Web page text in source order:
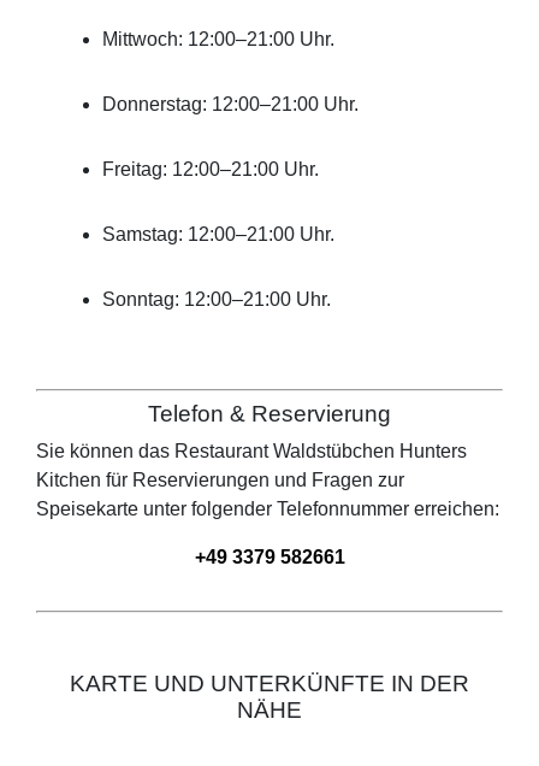
Mittwoch: 12:00–21:00 Uhr.
Donnerstag: 12:00–21:00 Uhr.
Freitag: 12:00–21:00 Uhr.
Samstag: 12:00–21:00 Uhr.
Sonntag: 12:00–21:00 Uhr.
Telefon & Reservierung
Sie können das RestaurantWaldstübchen Hunters
Kitchen für Reservierungen und Fragen zur
Speisekarte unter folgender Telefonnummer erreichen:
+49 3379 582661
KARTE UND UNTERKÜNFTE IN DER
NÄHE